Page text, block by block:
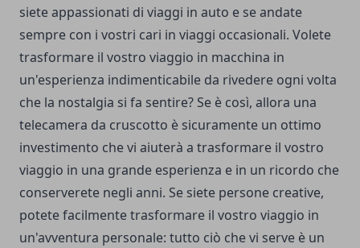
siete appassionati di viaggi in auto e se andate
sempre con i vostri cari in viaggi occasionali. Volete
trasformare il vostro viaggio in macchina in
un'esperienza indimenticabile da rivedere ogni volta
che la nostalgia si fa sentire? Se è così, allora una
telecamera da cruscotto è sicuramente un ottimo
investimento che vi aiuterà a trasformare il vostro
viaggio in una grande esperienza e in un ricordo che
conserverete negli anni. Se siete persone creative,
potete facilmente trasformare il vostro viaggio in
un'avventura personale: tutto ciò che vi serve è un